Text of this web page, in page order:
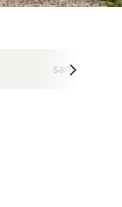
samedi 1 août